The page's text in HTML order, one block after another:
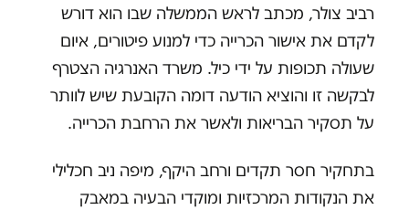
רביב צולר, מכתב לראש הממשלה שבו הוא דורש
לקדם את אישור הכרייה כדי למנוע פיטורים, איום
שעולה תכופות על ידי כיל. משרד האנרגיה הצטרף
לבקשה זו והוציא הודעה דומה הקובעת שיש לוותר
על תסקיר הבריאות ולאשר את הרחבת הכרייה.
בתחקיר חסר תקדים ורחב היקף, מיפה ניב חכלילי
את הנקודות המרכזיות ומוקדי הבעיה במאבק